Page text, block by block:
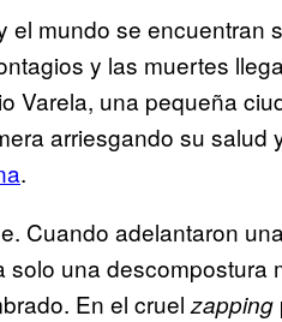
mundo se encuentran
y las muertes
Varela, una pequeña
arriesgando su salud
.
Cuando adelantaron
una descompostura
En el cruel zapping